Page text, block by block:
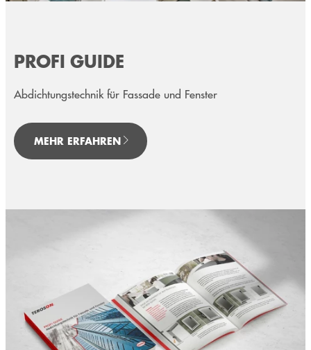
PROFI GUIDE
Abdichtungstechnik für Fassade und Fenster
MEHR ERFAHREN